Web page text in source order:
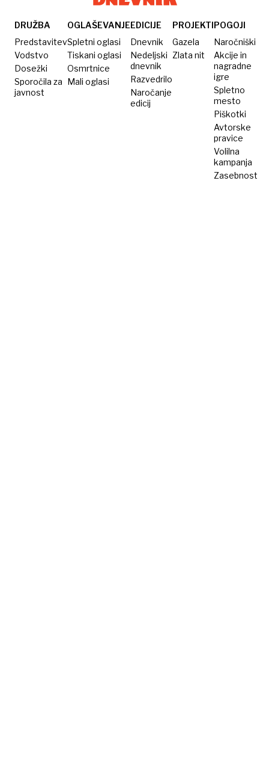
prodaji
Dončića
okrivil
Cubana
Harryja
Parker?
DRUŽBA
Predstavitev
Vodstvo
Dosežki
Sporočila za
javnost
OGLAŠEVANJE
Spletni oglasi
Tiskani oglasi
Osmrtnice
Mali oglasi
EDICIJE
Dnevnik
Nedeljski
dnevnik
Razvedrilo
Naročanje
edicij
PROJEKTI
Gazela
Zlata nit
POGOJI
Naročniški
Akcije in
nagradne
igre
Spletno
mesto
Piškotki
Avtorske
pravice
Volilna
kampanja
Zasebnost